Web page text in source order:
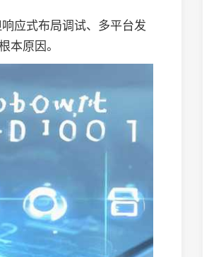
应式布局调试、多平台发
本原因。